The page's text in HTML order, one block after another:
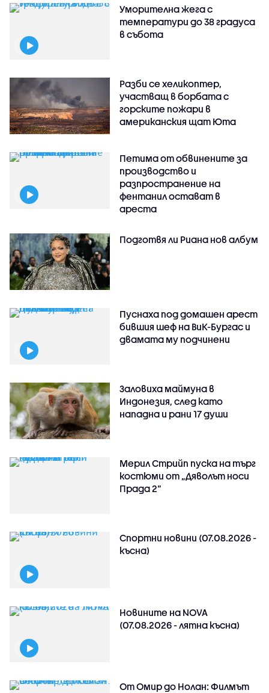
Уморителна жега с
температури до 38 градуса
в събота
Разби се хеликоптер,
участващ в борбата с
горските пожари в
американския щат Юта
Петима от обвинените за
производство и
разпространение на
фентанил остават в
ареста
Подготвя ли Риана нов албум
Пуснаха под домашен арест
бившия шеф на ВиК-Бургас и
двамата му подчинени
Заловиха маймуна в
Индонезия, след като
нападна и рани 17 души
Мерил Стрийп пуска на търг
костюми от „Дяволът носи
Прада 2“
Спортни новини (07.08.2026 -
късна)
Новините на NOVA
(07.08.2026 - лятна късна)
От Омир до Нолан: Филмът